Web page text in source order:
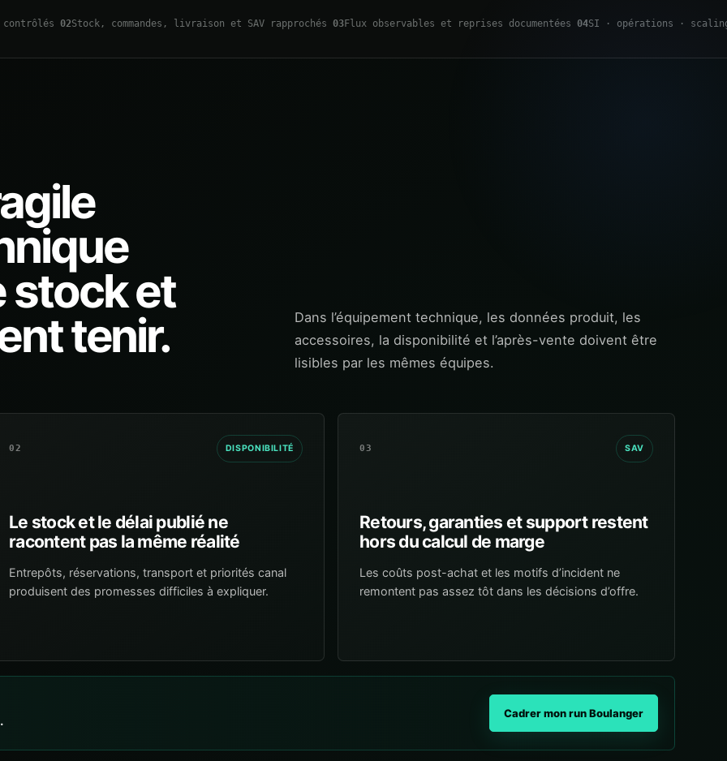
02Stock, commandes, livraison et SAV rapprochés 03Flux observables et reprises documentées 04SI · opérations ·
stock et
tenir.
Dans l’équipement technique, les données produit, les
accessoires, la disponibilité et l’après-vente doivent être
lisibles par les mêmes équipes.
02 DISPONIBILITÉ
Le stock et le délai publié ne
racontent pas la même réalité
Entrepôts, réservations, transport et priorités canal
produisent des promesses difficiles à expliquer.
03 SAV
Retours, garanties et support restent
hors du calcul de marge
Les coûts post-achat et les motifs d’incident ne
remontent pas assez tôt dans les décisions d’offre.
Cadrer mon run Boulanger